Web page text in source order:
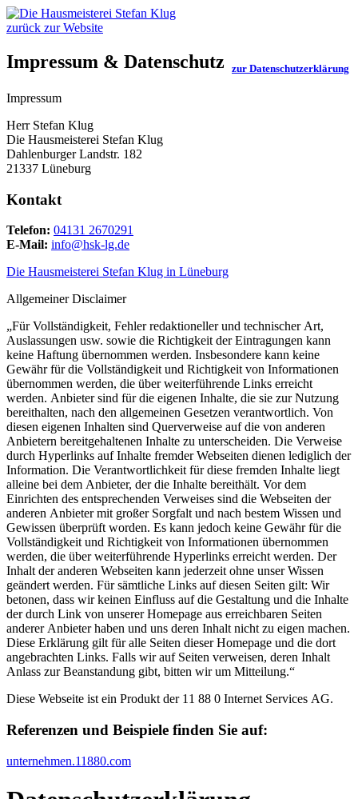
zurück zur Website
Impressum & Datenschutz zur Datenschutzerklärung
Impressum
Herr Stefan Klug
Die Hausmeisterei Stefan Klug
Dahlenburger Landstr. 182
21337 Lüneburg
Kontakt
Telefon: 04131 2670291
E-Mail: info@hsk-lg.de
Die Hausmeisterei Stefan Klug in Lüneburg
Allgemeiner Disclaimer
„Für Vollständigkeit, Fehler redaktioneller und technischer Art,
Auslassungen usw. sowie die Richtigkeit der Eintragungen kann
keine Haftung übernommen werden. Insbesondere kann keine
Gewähr für die Vollständigkeit und Richtigkeit von Informationen
übernommen werden, die über weiterführende Links erreicht
werden. Anbieter sind für die eigenen Inhalte, die sie zur Nutzung
bereithalten, nach den allgemeinen Gesetzen verantwortlich. Von
diesen eigenen Inhalten sind Querverweise auf die von anderen
Anbietern bereitgehaltenen Inhalte zu unterscheiden. Die Verweise
durch Hyperlinks auf Inhalte fremder Webseiten dienen lediglich der
Information. Die Verantwortlichkeit für diese fremden Inhalte liegt
alleine bei dem Anbieter, der die Inhalte bereithält. Vor dem
Einrichten des entsprechenden Verweises sind die Webseiten der
anderen Anbieter mit großer Sorgfalt und nach bestem Wissen und
Gewissen überprüft worden. Es kann jedoch keine Gewähr für die
Vollständigkeit und Richtigkeit von Informationen übernommen
werden, die über weiterführende Hyperlinks erreicht werden. Der
Inhalt der anderen Webseiten kann jederzeit ohne unser Wissen
geändert werden. Für sämtliche Links auf diesen Seiten gilt: Wir
betonen, dass wir keinen Einfluss auf die Gestaltung und die Inhalte
der durch Link von unserer Homepage aus erreichbaren Seiten
anderer Anbieter haben und uns deren Inhalt nicht zu eigen machen.
Diese Erklärung gilt für alle Seiten dieser Homepage und die dort
angebrachten Links. Falls wir auf Seiten verweisen, deren Inhalt
Anlass zur Beanstandung gibt, bitten wir um Mitteilung.“
Diese Webseite ist ein Produkt der 11 88 0 Internet Services AG.
Referenzen und Beispiele finden Sie auf:​
unternehmen.11880.com